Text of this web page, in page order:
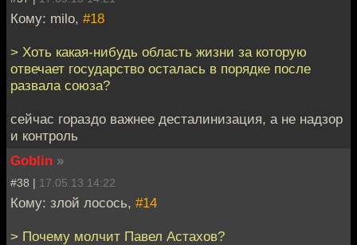
Кому: milo, #18
> Хоть какая-нибудь область жизни за которую
отвечает государство осталась в порядке после
развала союза?
сейчас гораздо важнее десталинизация, а не надзор
и контроль
Goblin »
#38 | 17.05.13 14:22
Кому: злой лосось, #14
> Почему молчит Павел Астахов?